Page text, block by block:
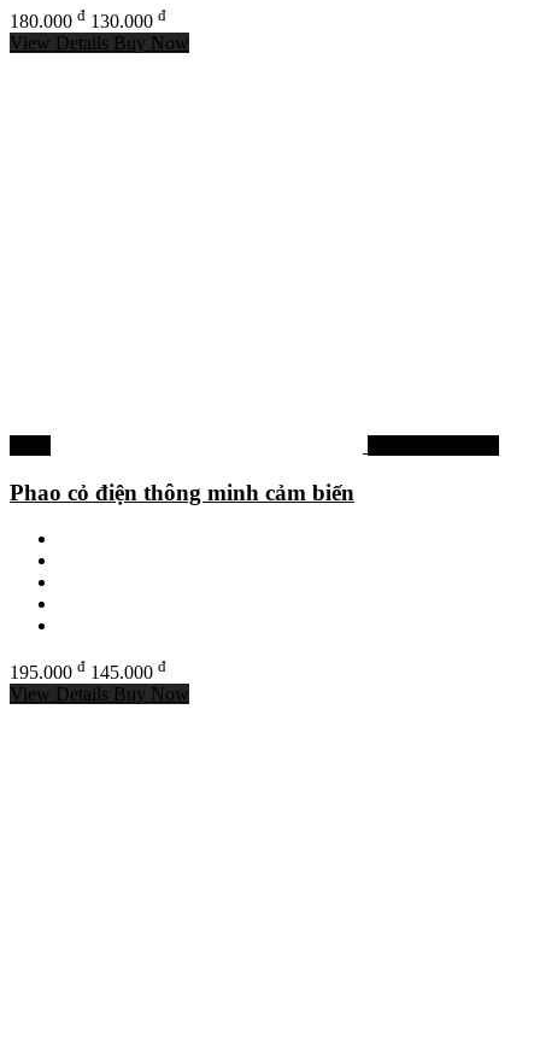
180.000 đ 130.000 đ
View Details Buy Now
Phao cỏ điện thông minh cảm biến
195.000 đ 145.000 đ
View Details Buy Now